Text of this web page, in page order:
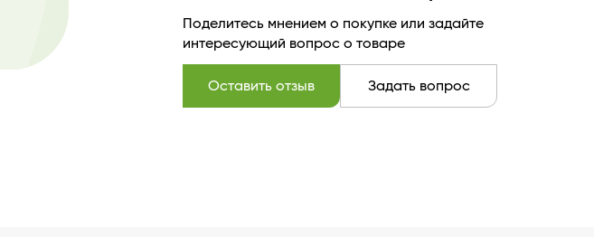
Поделитесь мнением о покупке или задайте
интересующий вопрос о товаре
Оставить отзыв Задать вопрос